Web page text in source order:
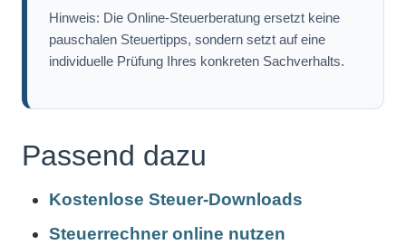
Hinweis: Die Online-Steuerberatung ersetzt keine
pauschalen Steuertipps, sondern setzt auf eine
individuelle Prüfung Ihres konkreten Sachverhalts.
Passend dazu
Kostenlose Steuer-Downloads
Steuerrechner online nutzen